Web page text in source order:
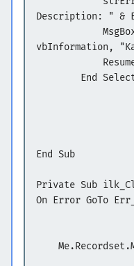
Description: " &
MsgBox
vbInformation,
Resume
End
End Sub
Private Sub
On Error GoTo